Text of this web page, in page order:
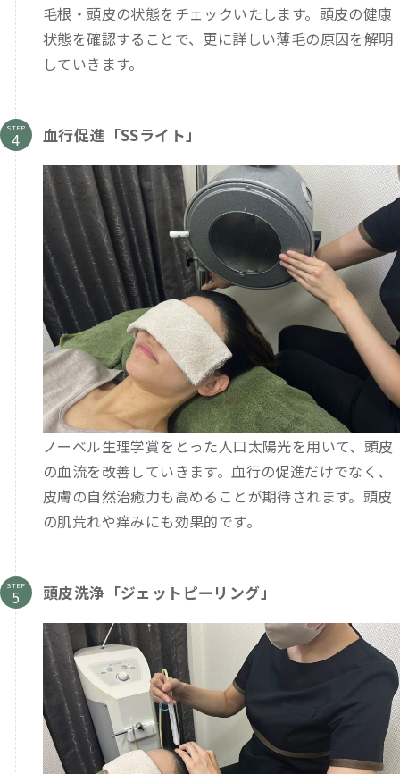
毛根・頭皮の状態をチェックいたします。頭皮の健康
状態を確認することで、更に詳しい薄毛の原因を解明
していきます。
STEP 血行促進「SSライト」
ノーベル生理学賞をとった人口太陽光を用いて、頭皮
の血流を改善していきます。血行の促進だけでなく、
皮膚の自然治癒力も高めることが期待されます。頭皮
の肌荒れや痒みにも効果的です。
STEP 頭皮洗浄「ジェットピーリング」